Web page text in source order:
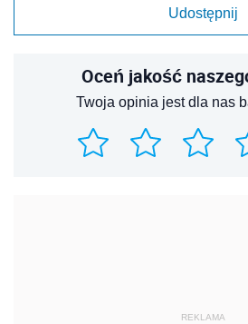
Udostępnij
Oceń jakość
Twoja opinia jest dla nas
REKLAMA